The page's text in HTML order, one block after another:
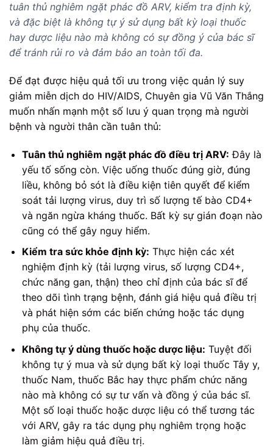
tuân thủ nghiêm ngặt phác đồ ARV, kiểm tra định kỳ,
và đặc biệt là không tự ý sử dụng bất kỳ loại thuốc
hay dược liệu nào mà không có sự đồng ý của bác sĩ
để tránh rủi ro và đảm bảo an toàn tối đa.
Để đạt được hiệu quả tối ưu trong việc quản lý suy
giảm miễn dịch do HIV/AIDS, Chuyên gia Vũ Văn Thắng
muốn nhấn mạnh một số lưu ý quan trọng mà người
bệnh và người thân cần tuân thủ:
Tuân thủ nghiêm ngặt phác đồ điều trị ARV: Đây là
yếu tố sống còn. Việc uống thuốc đúng giờ, đúng
liều, không bỏ sót là điều kiện tiên quyết để kiểm
soát tải lượng virus, duy trì số lượng tế bào CD4+
và ngăn ngừa kháng thuốc. Bất kỳ sự gián đoạn nào
cũng có thể gây nguy hiểm.
Kiểm tra sức khỏe định kỳ: Thực hiện các xét
nghiệm định kỳ (tải lượng virus, số lượng CD4+,
chức năng gan, thận) theo chỉ định của bác sĩ để
theo dõi tình trạng bệnh, đánh giá hiệu quả điều trị
và phát hiện sớm các biến chứng hoặc tác dụng
phụ của thuốc.
Không tự ý dùng thuốc hoặc dược liệu: Tuyệt đối
không tự ý mua và sử dụng bất kỳ loại thuốc Tây y,
thuốc Nam, thuốc Bắc hay thực phẩm chức năng
nào mà không có sự tư vấn và đồng ý của bác sĩ.
Một số loại thuốc hoặc dược liệu có thể tương tác
với ARV, gây ra tác dụng phụ nghiêm trọng hoặc
làm giảm hiệu quả điều trị.